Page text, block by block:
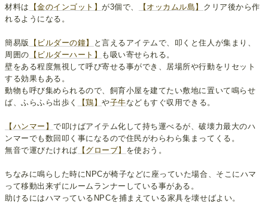
材料は
【金のインゴット】が3個で、 【オッカムル島】 クリア後から作
れるようになる。
簡易版 【ビルダーの鐘】
と言えるアイテムで、叩くと住人が集まり、
周囲の 【ビルダーハート】
も吸い寄せられる。
壁をある程度無視して呼び寄せる事ができ、居場所や行動をリセット
する効果もある。
動物も呼び集められるので、飼育小屋を建てたい敷地に置いて鳴らせ
ば、ふらふら出歩く
【鶏】や子牛などもすぐ収用できる。
【ハンマー】で叩けばアイテム化して持ち運べるが、破壊力最大のハ
ンマーでも数回叩く事になるので住民がわらわら集まってくる。
無音で運びたければ 【グローブ】 を使おう。
ちなみに鳴らした時にNPCが椅子などに座っていた場合、そこにハマ
って移動出来ずにルームランナーしている事がある。
助けるにはハマっているNPCを捕まえている家具を壊せばよい。